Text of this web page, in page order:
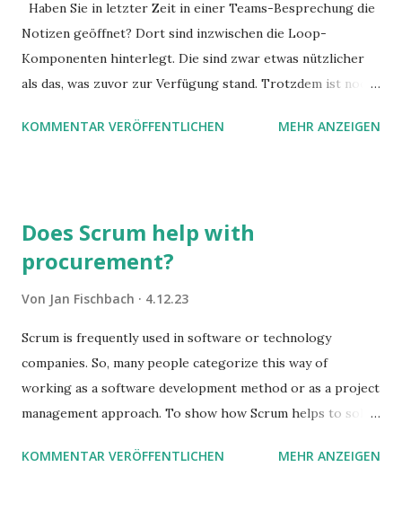
Haben Sie in letzter Zeit in einer Teams-Besprechung die
Notizen geöffnet? Dort sind inzwischen die Loop-
Komponenten hinterlegt. Die sind zwar etwas nützlicher
als das, was zuvor zur Verfügung stand. Trotzdem ist noch
Stolperfallen. Hier ein erster, kritischer Blick auf das was
KOMMENTAR VERÖFFENTLICHEN MEHR ANZEIGEN
Does Scrum help with
procurement?
Von Jan Fischbach 4.12.23
Scrum is frequently used in software or technology
companies. So, many people categorize this way of
working as a software development method or as a project
management approach. To show how Scrum helps to solve
processes.
KOMMENTAR VERÖFFENTLICHEN MEHR ANZEIGEN